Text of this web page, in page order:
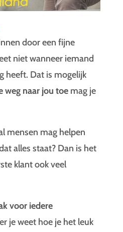
door een fijne
niet wanneer iemand
heeft. Dat is mogelijk
weg naar jou toemag je
mensen mag helpen
alles staat? Dan is het
klant ook veel
voor iedere
je weet hoe je het leuk